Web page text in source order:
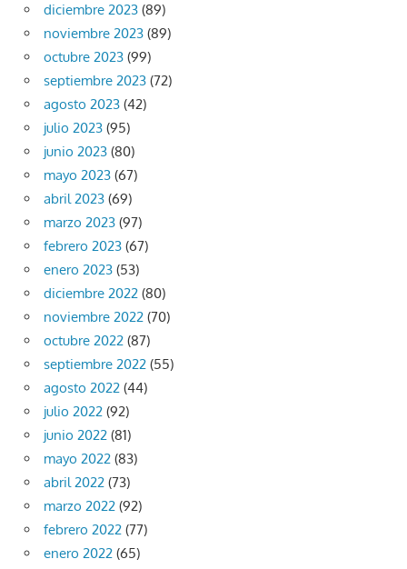
diciembre 2023 (89)
noviembre 2023 (89)
octubre 2023 (99)
septiembre 2023 (72)
agosto 2023 (42)
julio 2023 (95)
junio 2023 (80)
mayo 2023 (67)
abril 2023 (69)
marzo 2023 (97)
febrero 2023 (67)
enero 2023 (53)
diciembre 2022 (80)
noviembre 2022 (70)
octubre 2022 (87)
septiembre 2022 (55)
agosto 2022 (44)
julio 2022 (92)
junio 2022 (81)
mayo 2022 (83)
abril 2022 (73)
marzo 2022 (92)
febrero 2022 (77)
enero 2022 (65)